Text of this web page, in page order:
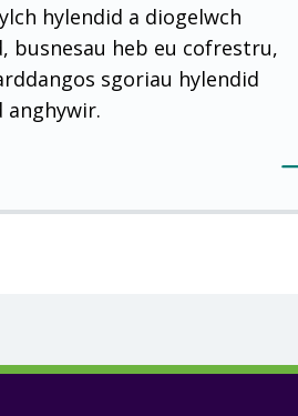
hylendid a diogelwch
busnesau heb eu cofrestru,
sgoriau hylendid
anghywir.